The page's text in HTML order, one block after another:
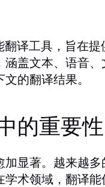
译工具，旨在
盖文本、语音
的翻译结果。
的重要性
显著。越来越
术领域，翻译